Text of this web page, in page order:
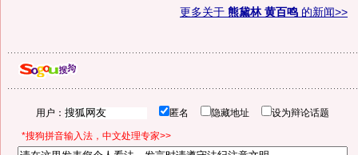
更多关于 熊黛林 黄百鸣 的新闻>>
用户： 匿名 隐藏地址 设为辩论话题
*搜狗拼音输入法，中文处理专家>>